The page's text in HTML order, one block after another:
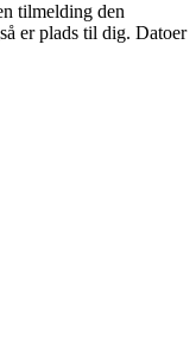
tilmelding den
er plads til dig. Datoer